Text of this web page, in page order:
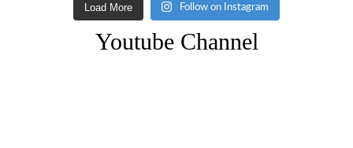
Load More Follow on Instagram
Youtube Channel